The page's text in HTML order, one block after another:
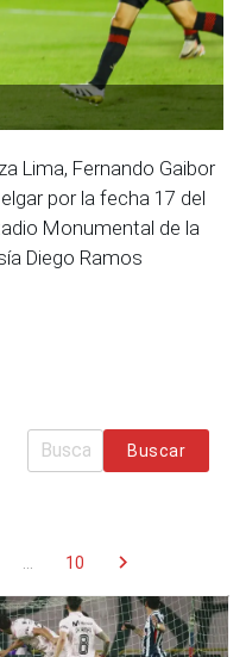
Lima, Fernando Gaibor
por la fecha 17 del
Monumental de la
Diego Ramos
Buscar
10 chevron_right